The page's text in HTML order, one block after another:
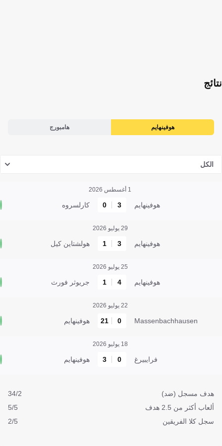
نتائج
هوفينهايم هامبورج
الكل
1 أغسطس 2026
هوفينهايم 3
0 كارلسروه
29 يوليو 2026
هوفينهايم 3
1 هولشتاين كيل
25 يوليو 2026
هوفينهايم 4
1 جريوثر فورث
22 يوليو 2026
Massenbachhausen
0
21 هوفينهايم
18 يوليو 2026
فرايبيرغ 0
3 هوفينهايم
هدف مسجل (ضد)
34/2
ألعاب أكثر من 2.5 هدف
5/5
سجل كلا الفريقين
2/5